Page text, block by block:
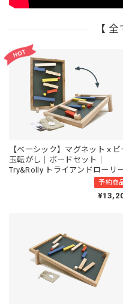
【
【ベーシック】マグネットｘビ
玉転がし｜ボードセット｜
Try&Rolly トライアンドローリ
予約商